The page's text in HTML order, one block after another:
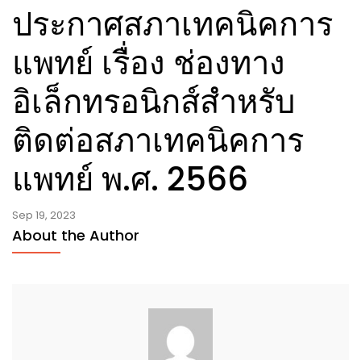
ประกาศสภาเทคนิคการ
แพทย์ เรื่อง ช่องทาง
อิเล็กทรอนิกส์สำหรับ
ติดต่อสภาเทคนิคการ
แพทย์ พ.ศ. 2566
Sep 19, 2023
About the Author